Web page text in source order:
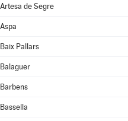
Artesa de Segre
Aspa
Baix Pallars
Balaguer
Barbens
Bassella